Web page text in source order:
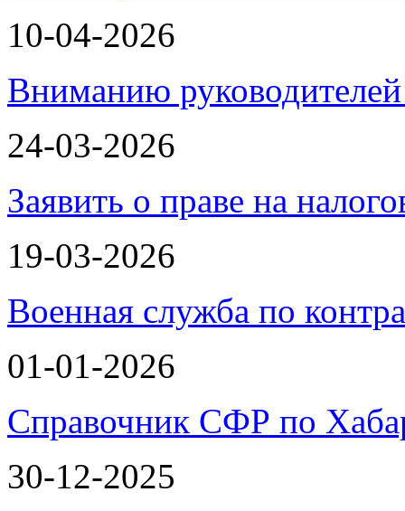
10-04-2026
Вниманию
24-03-2026
Заявить о праве на
19-03-2026
Военная служба по
01-01-2026
Справочник СФР по
30-12-2025